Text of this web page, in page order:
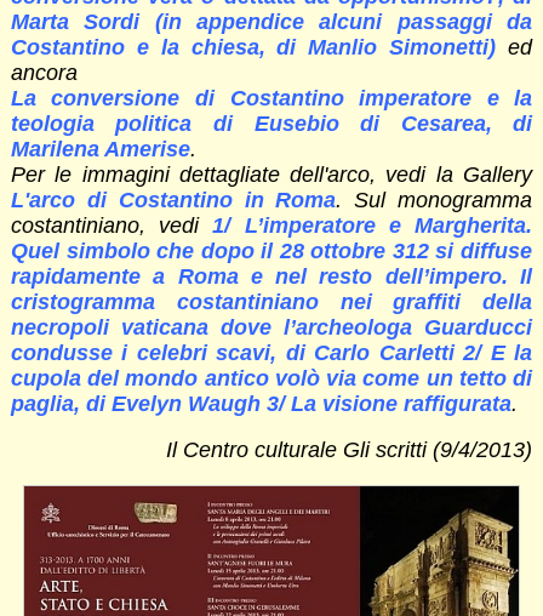
Marta Sordi (in appendice alcuni passaggi da
Costantino e la chiesa, di Manlio Simonetti) ed
ancora
La conversione di Costantino imperatore e la
teologia politica di Eusebio di Cesarea, di
Marilena Amerise.
Per le immagini dettagliate dell'arco, vedi la Gallery
L'arco di Costantino in Roma. Sul monogramma
costantiniano, vedi1/ L’imperatore e Margherita.
Quel simbolo che dopo il 28 ottobre 312 si diffuse
rapidamente a Roma e nel resto dell’impero. Il
cristogramma costantiniano nei graffiti della
necropoli vaticana dove l’archeologa Guarducci
condusse i celebri scavi, di Carlo Carletti 2/ E la
cupola del mondo antico volò via come un tetto di
paglia, di Evelyn Waugh 3/ La visione raffigurata.
Il Centro culturale Gli scritti (9/4/2013)